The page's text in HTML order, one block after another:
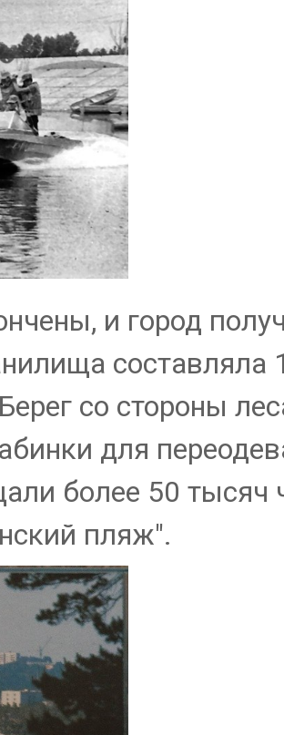
и город
со стороны
для
более 50 тысяч
пляж".